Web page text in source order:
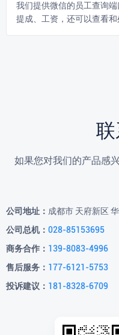
我们提供微信的员工查询端
提成、工资，还可以查看和
如果您对我们的产品感
公司地址： 成都市 天府新区
公司总机： 028-85153695
商务合作： 139-8083-4996
售后服务： 177-6121-5753
投诉建议： 181-8328-6709